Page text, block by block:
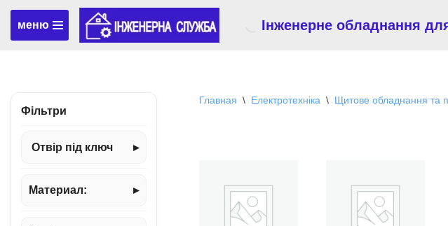
Перейти
меню Інженерне обладнання
Фільтри
Отвір під ключ ▸
Материал: ▸
Главная \ Електротехніка \ Щитове обладнання та